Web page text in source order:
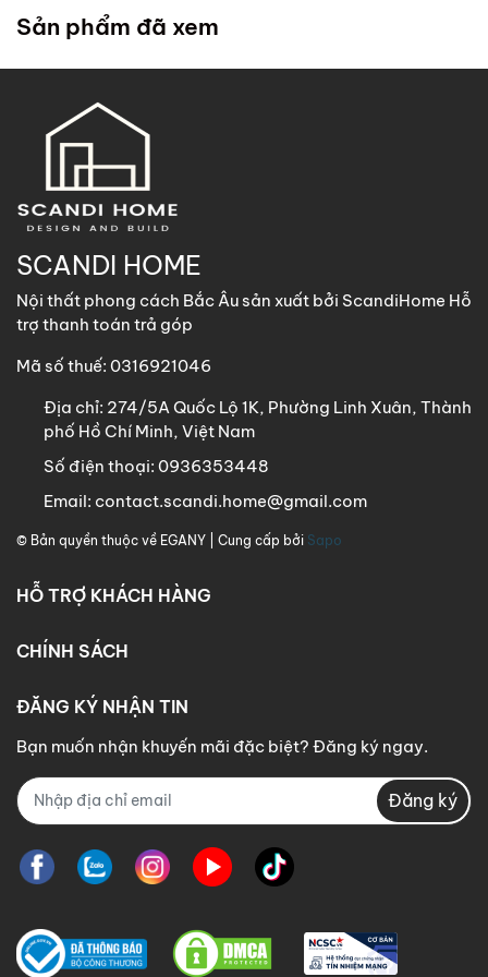
trong chính sách
nhà quý khách để hỗ trợ lắp đặt.
ScandiHomehỗ trợ vận chuyển
thước dưới 1m8 với chi phí vận chuyển khách hàng chịu
trách nhiệm toàn bộ qua các phương thức: Gửi nhà xe,
GHN, Viettel Post, Nhất Tín,…
khách hàng vui lòng nhắn tin cho ScandiHome để được hỗ
trợ nếu cần thiết.
Sản phẩm đã xem
SCANDI HOME
Nội thất phong cách Bắc Âu sản xuất bởi ScandiHome Hỗ
trợ thanh toán trả góp
Mã số thuế: 0316921046
Địa chỉ: 274/5A Quốc Lộ 1K, Phường Linh Xuân, Thành
phố Hồ Chí Minh, Việt Nam
Số điện thoại: 0936353448
Email: contact.scandi.home@gmail.com
© Bản quyền thuộc về EGANY | Cung cấp bởi Sapo
HỖ TRỢ KHÁCH HÀNG
CHÍNH SÁCH
ĐĂNG KÝ NHẬN TIN
Bạn muốn nhận khuyến mãi đặc biệt? Đăng ký ngay.
Đăng ký